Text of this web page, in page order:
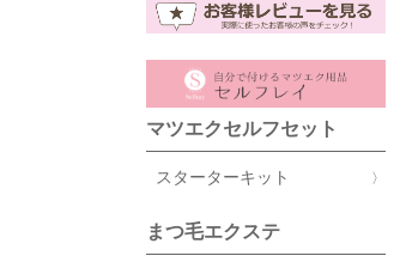
マツエクセルフセット
スターターキット
まつ毛エクステ